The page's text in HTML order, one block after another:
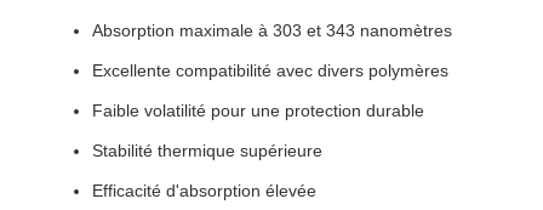
Absorption maximale à 303 et 343 nanomètres
Excellente compatibilité avec divers polymères
Faible volatilité pour une protection durable
Stabilité thermique supérieure
Efficacité d'absorption élevée